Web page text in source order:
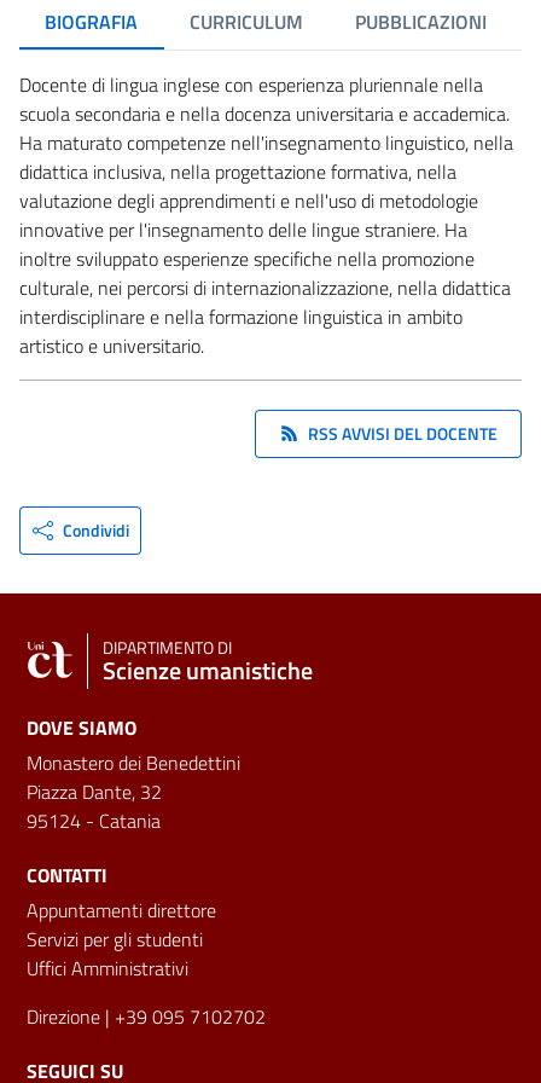
BIOGRAFIA CURRICULUM PUBBLICAZIONI
Docente di lingua inglese con esperienza pluriennale nella
scuola secondaria e nella docenza universitaria e accademica.
Ha maturato competenze nell'insegnamento linguistico, nella
didattica inclusiva, nella progettazione formativa, nella
valutazione degli apprendimenti e nell'uso di metodologie
innovative per l'insegnamento delle lingue straniere. Ha
inoltre sviluppato esperienze specifiche nella promozione
culturale, nei percorsi di internazionalizzazione, nella didattica
interdisciplinare e nella formazione linguistica in ambito
artistico e universitario.
RSS AVVISI DEL DOCENTE
Condividi
DIPARTIMENTO DI
Scienze umanistiche
DOVE SIAMO
Monastero dei Benedettini
Piazza Dante, 32
95124 - Catania
CONTATTI
Appuntamenti direttore
Servizi per gli studenti
Uffici Amministrativi
Direzione | +39 095 7102702
SEGUICI SU